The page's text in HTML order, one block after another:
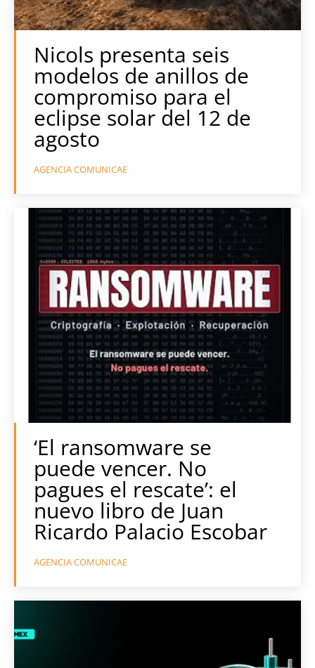
Nicols presenta seis
modelos de anillos de
compromiso para el
eclipse solar del 12 de
agosto
AGENCIA COMUNICAE
‘El ransomware se
puede vencer. No
pagues el rescate’: el
nuevo libro de Juan
Ricardo Palacio Escobar
AGENCIA COMUNICAE